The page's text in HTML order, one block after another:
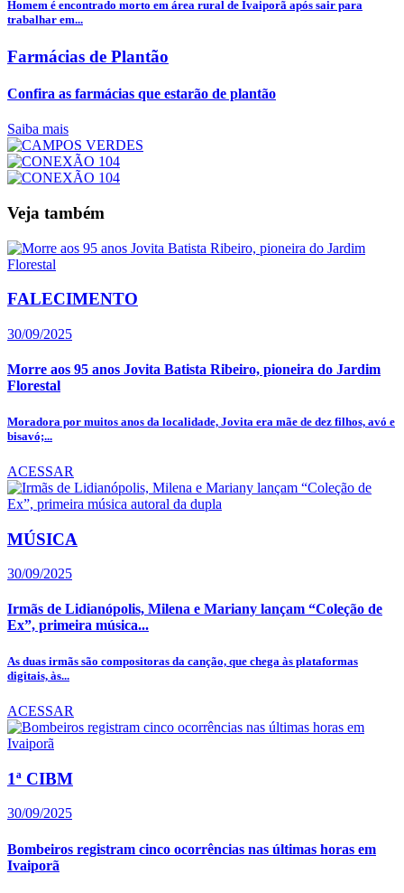
Homem é encontrado morto em área rural de Ivaiporã após sair para
trabalhar em...
Farmácias de Plantão
Confira as farmácias que estarão de plantão
Saiba mais
Veja também
FALECIMENTO
30/09/2025
Morre aos 95 anos Jovita Batista Ribeiro, pioneira do Jardim
Florestal
Moradora por muitos anos da localidade, Jovita era mãe de dez filhos, avó e
bisavó;...
ACESSAR
MÚSICA
30/09/2025
Irmãs de Lidianópolis, Milena e Mariany lançam “Coleção de
Ex”, primeira música...
As duas irmãs são compositoras da canção, que chega às plataformas
digitais, às...
ACESSAR
1ª CIBM
30/09/2025
Bombeiros registram cinco ocorrências nas últimas horas em
Ivaiporã